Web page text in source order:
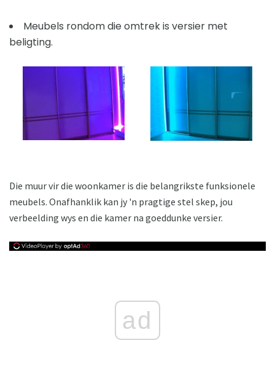
Meubels rondom die omtrek is versier met
beligting.
Die muur vir die woonkamer is die belangrikste funksionele
meubels. Onafhanklik kan jy 'n pragtige stel skep, jou
verbeelding wys en die kamer na goeddunke versier.
ad